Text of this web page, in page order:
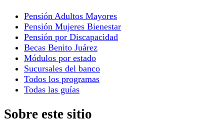
Pensión Adultos Mayores
Pensión Mujeres Bienestar
Pensión por Discapacidad
Becas Benito Juárez
Módulos por estado
Sucursales del banco
Todos los programas
Todas las guías
Sobre este sitio